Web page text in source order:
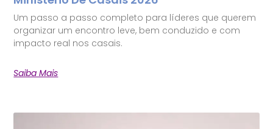
Um passo a passo completo para líderes que querem
organizar um encontro leve, bem conduzido e com
impacto real nos casais.
Saiba Mais